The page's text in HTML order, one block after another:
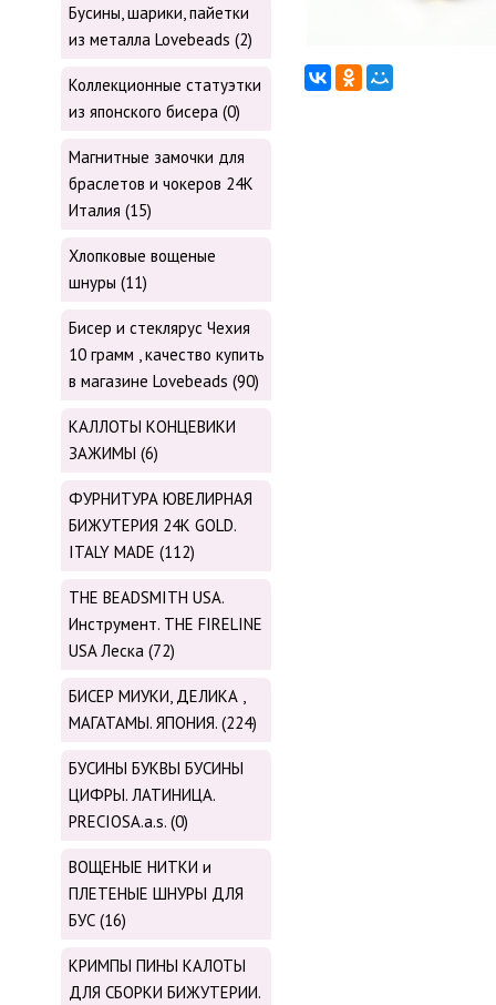
Бусины, шарики, пайетки
из металла Lovebeads (2)
Коллекционные статуэтки
из японского бисера (0)
Магнитные замочки для
браслетов и чокеров 24К
Италия (15)
Хлопковые вощеные
шнуры (11)
Бисер и стеклярус Чехия
10 грамм , качество купить
в магазине Lovebeads (90)
КАЛЛОТЫ КОНЦЕВИКИ
ЗАЖИМЫ (6)
ФУРНИТУРА ЮВЕЛИРНАЯ
БИЖУТЕРИЯ 24К GOLD.
ITALY MADE (112)
THE BEADSMITH USA.
Инструмент. THE FIRELINE
USA Леска (72)
БИСЕР МИУКИ, ДЕЛИКА ,
МАГАТАМЫ. ЯПОНИЯ. (224)
БУСИНЫ БУКВЫ БУСИНЫ
ЦИФРЫ. ЛАТИНИЦА.
PRECIOSA.a.s. (0)
ВОЩЕНЫЕ НИТКИ и
ПЛЕТЕНЫЕ ШНУРЫ ДЛЯ
БУС (16)
КРИМПЫ ПИНЫ КАЛОТЫ
ДЛЯ СБОРКИ БИЖУТЕРИИ.